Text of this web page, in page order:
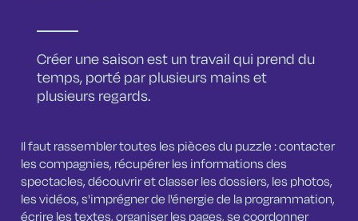
Créer une saison est un travail qui prend du
temps, porté par plusieurs mains et
plusieurs regards.
Il faut rassembler toutes les pièces du puzzle : contacter
les compagnies, récupérer les informations des
spectacles, découvrir et classer les dossiers, les photos,
les vidéos, s'imprégner de l'énergie de la programmation,
écrire les textes, organiser les pages, se coordonner